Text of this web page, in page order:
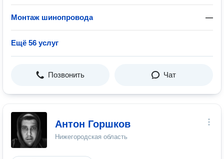
Монтаж шинопровода —
Ещё 56 услуг
Позвонить Чат
Антон Горшков
Нижегородская область